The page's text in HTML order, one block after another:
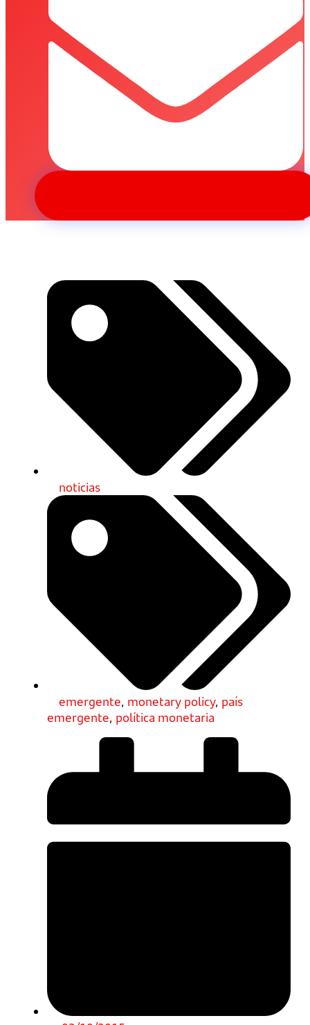
noticias
emergente, monetary policy, país
emergente, política monetaria